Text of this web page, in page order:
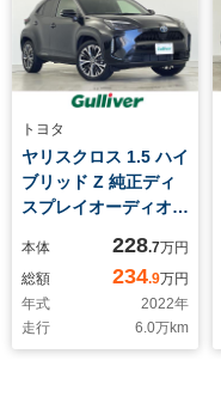
トヨタ
ヤリスクロス 1.5 ハイ
ブリッド Z 純正ディ
スプレイオーディオ
Miracast
Bluetooth) 全方位
カメラ レーダークル
ーズコントロール シ
ートヒーター パワー
本体 228.7万円
総額
234.9万円
年式
2022年
走行
6.0万km